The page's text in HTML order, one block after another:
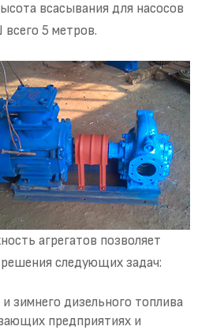
всасывания для насосов
5 метров.
агрегатов позволяет
следующих задач:
и зимнего дизельного топлива
предприятиях и